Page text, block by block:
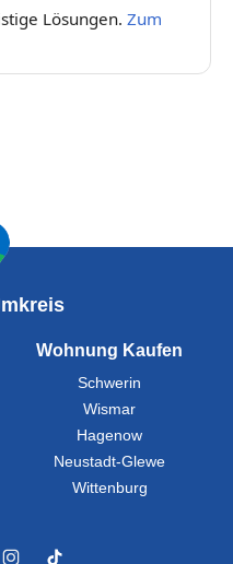
Lösungen. Zum
Wohnung Kaufen
Schwerin
Wismar
Hagenow
Neustadt-Glewe
Wittenburg